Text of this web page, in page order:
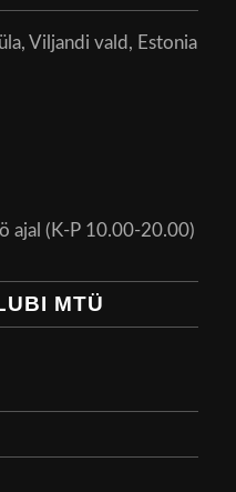
Viljandi vald, Estonia
ajal (K-P 10.00-20.00)
MTÜ